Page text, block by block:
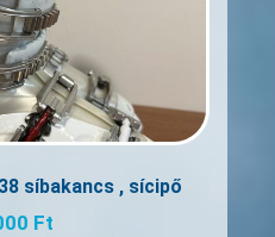
síbakancs , sícipő
Ft